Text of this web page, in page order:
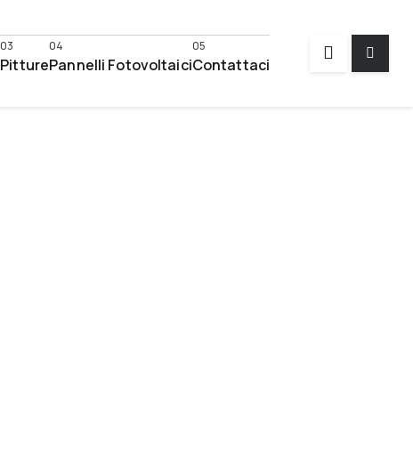
PitturePannelli FotovoltaiciContattaci